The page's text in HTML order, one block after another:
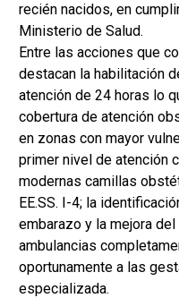
recién nacidos, en
Ministerio de Salud.
Entre las acciones que
destacan la habilitación
atención de 24 horas lo
cobertura de atención
en zonas con mayor
primer nivel de atención
modernas camillas
EE.SS. I-4; la
embarazo y la mejora
ambulancias
oportunamente a las
especializada.